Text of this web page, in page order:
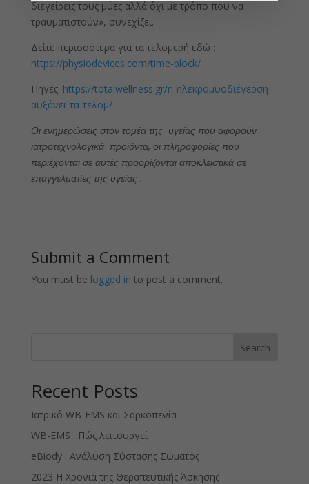
διεγείρεις τους μύες αλλά όχι με τρόπο που να
τραυματιστούν», συνεχίζει.
Δείτε περισσότερα για τα τελομερή εδώ :
https://physiodevices.com/time-block/
Πηγές: https://totalwellness.gr/η-ηλεκρομϋοδιέγερση-
αυξάνει-τα-τελομ/
Οι ενημερώσεις στον τομέα της υγείας που αφορούν
ιατροτεχνολογικά προϊόντα, οι πληροφορίες που
περιέχονται σε αυτές προορίζονται αποκλειστικά σε
επαγγελματίες της υγείας .
Submit a Comment
You must be logged in to post a comment.
Search
Recent Posts
Ιατρικό WB-EMS και Σαρκοπενία
WB-EMS : Πώς λειτουργεί
eBiody : Ανάλυση Σύστασης Σώματος
2023 Η Χρονιά της Θεραπευτικής Άσκησης